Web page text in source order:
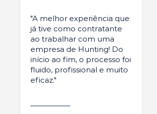
"A melhor experiência que
já tive como contratante
ao trabalhar com uma
empresa de Hunting! Do
início ao fim, o processo foi
fluido, profissional e muito
eficaz."